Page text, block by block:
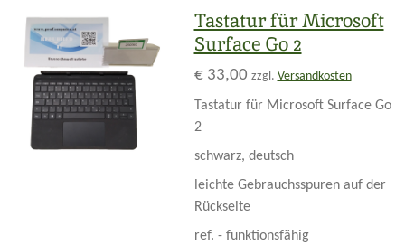
Tastatur für Microsoft
Surface Go 2
€ 33,00 zzgl. Versandkosten
Tastatur für Microsoft Surface Go
2
schwarz, deutsch
leichte Gebrauchsspuren auf der
Rückseite
ref. - funktionsfähig